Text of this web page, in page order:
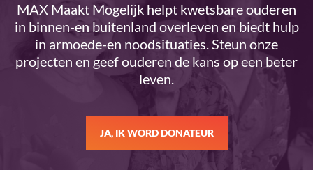
MAX Maakt Mogelijk helpt kwetsbare ouderen
in binnen-en buitenland overleven en biedt hulp
in armoede-en noodsituaties. Steun onze
projecten en geef ouderen de kans op een beter
leven.
JA, IK WORD DONATEUR